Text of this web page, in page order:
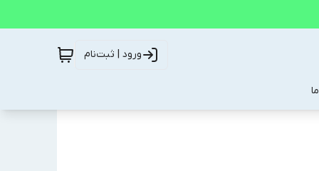
ورود | ثبت‌نام